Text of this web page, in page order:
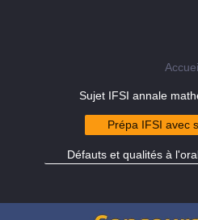
Sujet IFSI annale
Prépa IFSI avec
Défauts et qualités à